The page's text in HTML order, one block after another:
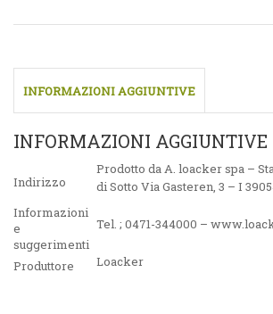
INFORMAZIONI AGGIUNTIVE
INFORMAZIONI AGGIUNTIVE
Indirizzo
Prodotto da A. loacker spa –
di Sotto Via Gasteren, 3 – I
Informazioni
e
suggerimenti
Tel. ; 0471-344000 –
Produttore Loacker